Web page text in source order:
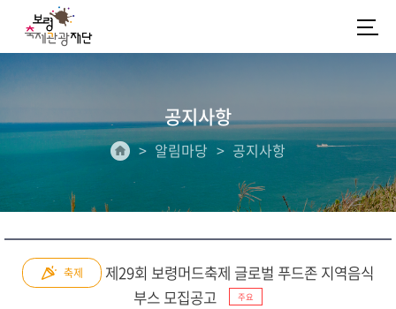
공지사항
알림마당 공지사항
축제
제29회 보령머드축제 글로벌 푸드존 지역음식
부스 모집공고
주요